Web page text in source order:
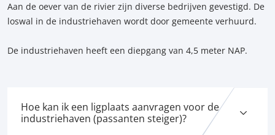
Aan de oever van de rivier zijn diverse bedrijven gevestigd. De
loswal in de industriehaven wordt door gemeente verhuurd.
De industriehaven heeft een diepgang van 4,5 meter NAP.
Hoe kan ik een ligplaats aanvragen voor de
industriehaven (passanten steiger)?